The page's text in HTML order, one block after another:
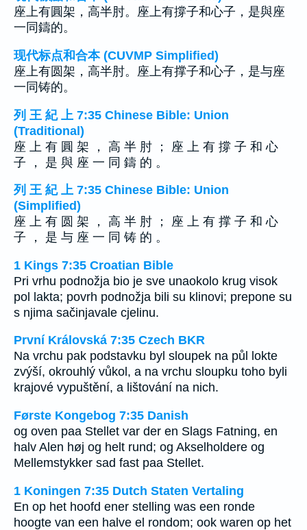
座上有圓架，高半肘。座上有撐子和心子，是與座
一同鑄的。
现代标点和合本 (CUVMP Simplified)
座上有圆架，高半肘。座上有撑子和心子，是与座
一同铸的。
列 王 紀 上 7:35 Chinese Bible: Union
(Traditional)
座 上 有 圓 架 ， 高 半 肘 ； 座 上 有 撐 子 和 心
子 ， 是 與 座 一 同 鑄 的 。
列 王 紀 上 7:35 Chinese Bible: Union
(Simplified)
座 上 有 圆 架 ， 高 半 肘 ； 座 上 有 撑 子 和 心
子 ， 是 与 座 一 同 铸 的 。
1 Kings 7:35 Croatian Bible
Pri vrhu podnožja bio je sve unaokolo krug visok
pol lakta; povrh podnožja bili su klinovi; prepone su
s njima sačinjavale cjelinu.
První Královská 7:35 Czech BKR
Na vrchu pak podstavku byl sloupek na půl lokte
zvýší, okrouhlý vůkol, a na vrchu sloupku toho byli
krajové vypuštění, a lištování na nich.
Første Kongebog 7:35 Danish
og oven paa Stellet var der en Slags Fatning, en
halv Alen høj og helt rund; og Akselholdere og
Mellemstykker sad fast paa Stellet.
1 Koningen 7:35 Dutch Staten Vertaling
En op het hoofd ener stelling was een ronde
hoogte van een halve el rondom; ook waren op het